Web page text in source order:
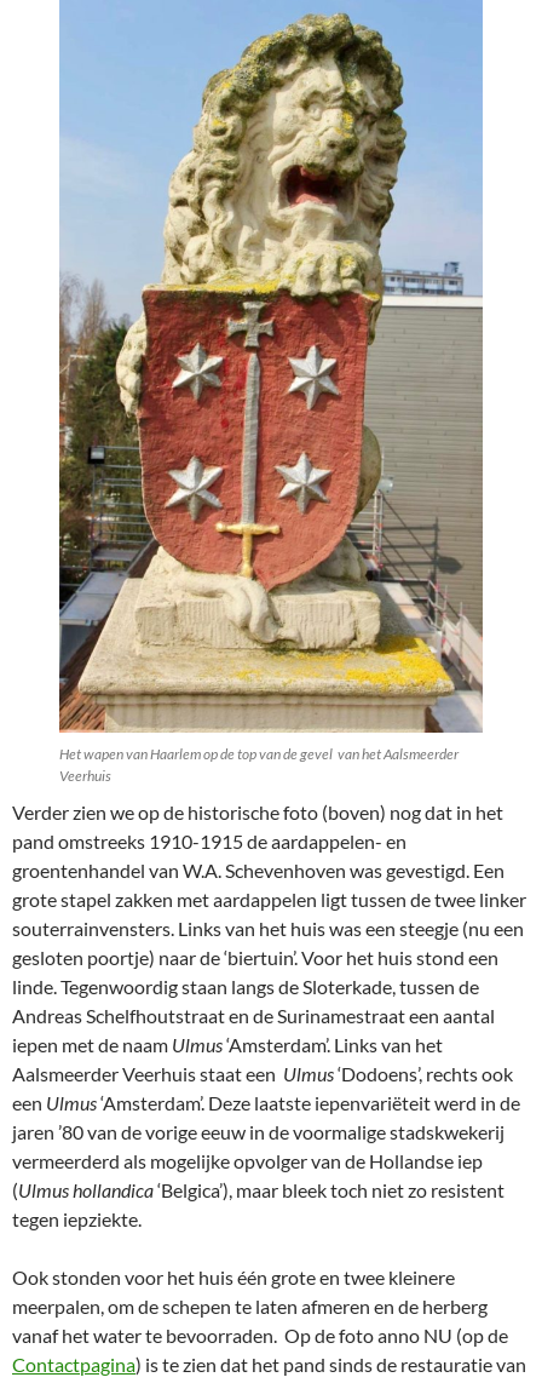
Het wapen van Haarlem op de top van de gevel van het Aalsmeerder
Veerhuis
Verder zien we op de historische foto (boven) nog dat in het
pand omstreeks 1910-1915 de aardappelen- en
groentenhandel van W.A. Schevenhoven was gevestigd. Een
grote stapel zakken met aardappelen ligt tussen de twee linker
souterrainvensters. Links van het huis was een steegje (nu een
gesloten poortje) naar de ‘biertuin’. Voor het huis stond een
linde. Tegenwoordig staan langs de Sloterkade, tussen de
Andreas Schelfhoutstraat en de Surinamestraat een aantal
iepen met de naam Ulmus‘Amsterdam’. Links van het
Aalsmeerder Veerhuis staat een Ulmus‘Dodoens’, rechts ook
een Ulmus‘Amsterdam’. Deze laatste iepenvariëteit werd in de
jaren ’80 van de vorige eeuw in de voormalige stadskwekerij
vermeerderd als mogelijke opvolger van de Hollandse iep
(Ulmus hollandica‘Belgica’), maar bleek toch niet zo resistent
tegen iepziekte.
Ook stonden voor het huis één grote en twee kleinere
meerpalen, om de schepen te laten afmeren en de herberg
vanaf het water te bevoorraden. Op de foto anno NU (op de
Contactpagina) is te zien dat het pand sinds de restauratie van